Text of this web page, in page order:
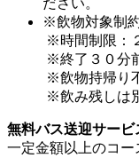
ださい。
※飲物対象制
※時間制限：
※終了３０分
※飲物持帰り
※飲み残しは
無料バス送迎サービ
一定金額以上のコ